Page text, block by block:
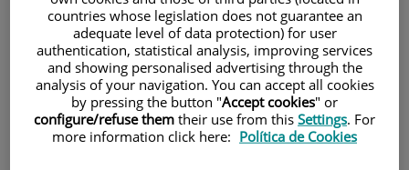
Investigación
countries whose legislation does not guarantee an
adequate level of data protection) for user
authentication, statistical analysis, improving services
and showing personalised advertising through the
analysis of your navigation. You can accept all cookies
by pressing the button "Accept cookies" or
configure/refuse them their use from this Settings. For
more information click here: Política de Cookies